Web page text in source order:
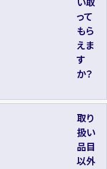
って
もら
えま
す
か？
取り
扱い
品目
以外